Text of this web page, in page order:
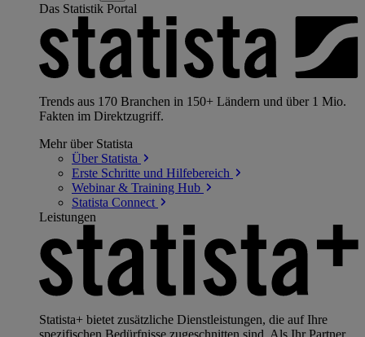
Das Statistik Portal
Trends aus 170 Branchen in 150+ Ländern und über 1 Mio.
Fakten im Direktzugriff.
Mehr über Statista
Über Statista
Erste Schritte und Hilfebereich
Webinar & Training Hub
Statista Connect
Leistungen
Statista+ bietet zusätzliche Dienstleistungen, die auf Ihre
spezifischen Bedürfnisse zugeschnitten sind. Als Ihr Partner